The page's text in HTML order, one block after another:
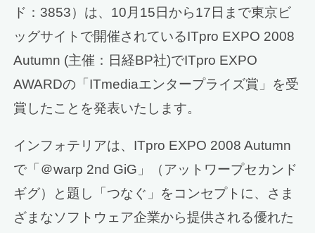
ド：3853）は、10月15日から17日まで東京ビ
ッグサイトで開催されているITpro EXPO 2008
Autumn (主催：日経BP社)でITpro EXPO
AWARDの「ITmediaエンタープライズ賞」を受
賞したことを発表いたします。
インフォテリアは、ITpro EXPO 2008 Autumn
で「＠warp 2nd GiG」（アットワープセカンド
ギグ）と題し「つなぐ」をコンセプトに、さま
ざまなソフトウェア企業から提供される優れた